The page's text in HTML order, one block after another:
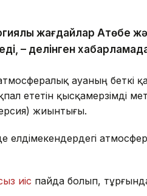
жағдайлар Ақтөбе
– делінген
ауаның беткі
ететін қысқамерзімді
жиынтығы.
елдімекендердегі
иіс пайда болып,